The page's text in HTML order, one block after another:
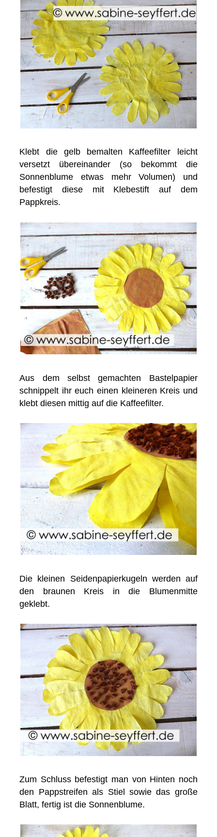
Klebt die gelb bemalten Kaffeefilter leicht
versetzt übereinander (so bekommt die
Sonnenblume etwas mehr Volumen) und
befestigt diese mit Klebestift auf dem
Pappkreis.
Aus dem selbst gemachten Bastelpapier
schnippelt ihr euch einen kleineren Kreis und
klebt diesen mittig auf die Kaffeefilter.
Die kleinen Seidenpapierkugeln werden auf
den braunen Kreis in die Blumenmitte
geklebt.
Zum Schluss befestigt man von Hinten noch
den Pappstreifen als Stiel sowie das große
Blatt, fertig ist die Sonnenblume.